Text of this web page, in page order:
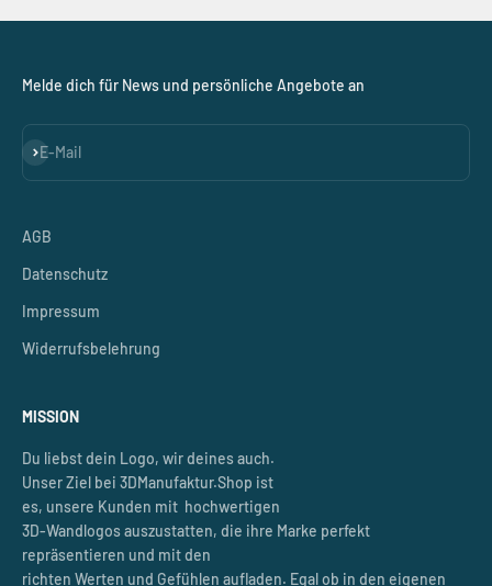
Melde dich für News und persönliche Angebote an
E-Mail
Abonnieren
AGB
Datenschutz
Impressum
Widerrufsbelehrung
MISSION
Du liebst dein Logo, wir deines auch.
Unser Ziel bei 3DManufaktur.Shop ist
es, unsere Kunden mit hochwertigen
3D-Wandlogos auszustatten, die ihre Marke perfekt
repräsentieren und mit den
richten Werten und Gefühlen aufladen. Egal ob in den eigenen